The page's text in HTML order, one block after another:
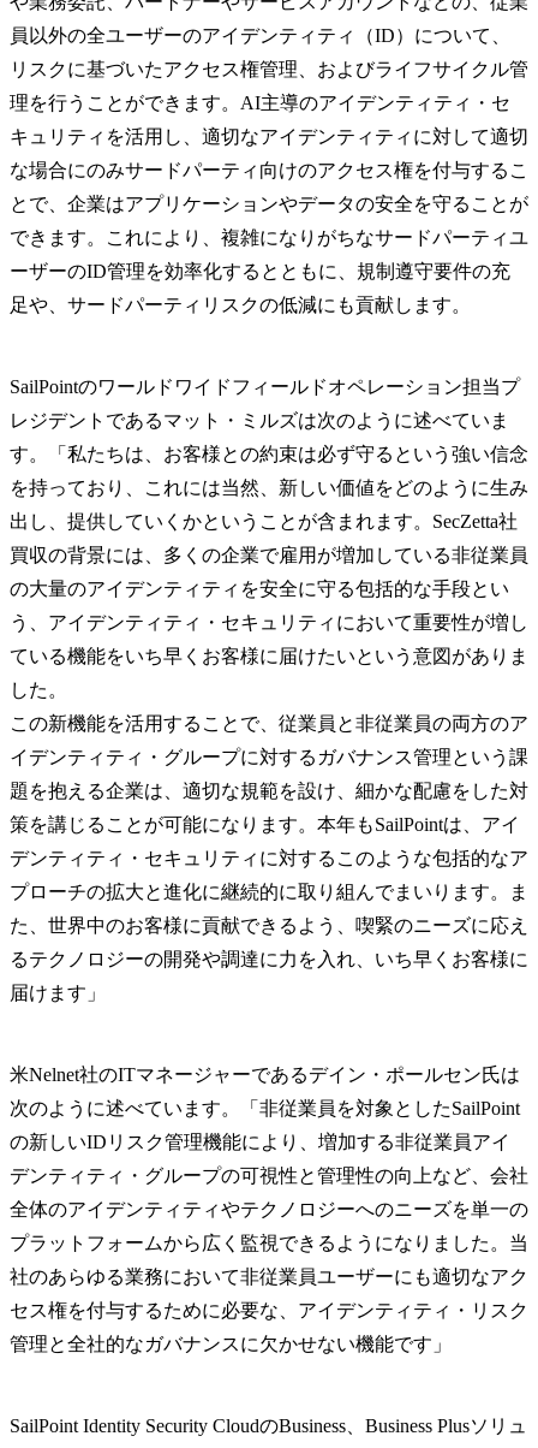
員以外の全ユーザーのアイデンティティ（ID）について、
リスクに基づいたアクセス権管理、およびライフサイクル管
理を行うことができます。AI主導のアイデンティティ・セ
キュリティを活用し、適切なアイデンティティに対して適切
な場合にのみサードパーティ向けのアクセス権を付与するこ
とで、企業はアプリケーションやデータの安全を守ることが
できます。これにより、複雑になりがちなサードパーティユ
ーザーのID管理を効率化するとともに、規制遵守要件の充
足や、サードパーティリスクの低減にも貢献します。
SailPointのワールドワイドフィールドオペレーション担当プ
レジデントであるマット・ミルズは次のように述べていま
す。「私たちは、お客様との約束は必ず守るという強い信念
を持っており、これには当然、新しい価値をどのように生み
出し、提供していくかということが含まれます。SecZetta社
買収の背景には、多くの企業で雇用が増加している非従業員
の大量のアイデンティティを安全に守る包括的な手段とい
う、アイデンティティ・セキュリティにおいて重要性が増し
ている機能をいち早くお客様に届けたいという意図がありま
した。
この新機能を活用することで、従業員と非従業員の両方のア
イデンティティ・グループに対するガバナンス管理という課
題を抱える企業は、適切な規範を設け、細かな配慮をした対
策を講じることが可能になります。本年もSailPointは、アイ
デンティティ・セキュリティに対するこのような包括的なア
プローチの拡大と進化に継続的に取り組んでまいります。ま
た、世界中のお客様に貢献できるよう、喫緊のニーズに応え
るテクノロジーの開発や調達に力を入れ、いち早くお客様に
届けます」
米Nelnet社のITマネージャーであるデイン・ポールセン氏は
次のように述べています。「非従業員を対象としたSailPoint
の新しいIDリスク管理機能により、増加する非従業員アイ
デンティティ・グループの可視性と管理性の向上など、会社
全体のアイデンティティやテクノロジーへのニーズを単一の
プラットフォームから広く監視できるようになりました。当
社のあらゆる業務において非従業員ユーザーにも適切なアク
セス権を付与するために必要な、アイデンティティ・リスク
管理と全社的なガバナンスに欠かせない機能です」
SailPoint Identity Security CloudのBusiness、Business Plusソリュ